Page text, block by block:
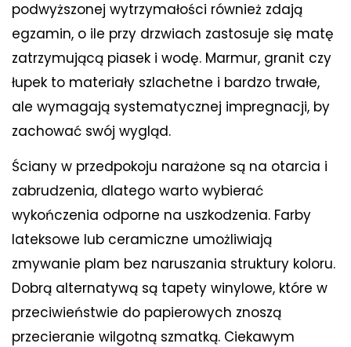
podwyższonej wytrzymałości również zdają
egzamin, o ile przy drzwiach zastosuje się matę
zatrzymującą piasek i wodę. Marmur, granit czy
łupek to materiały szlachetne i bardzo trwałe,
ale wymagają systematycznej impregnacji, by
zachować swój wygląd.
Ściany w przedpokoju narażone są na otarcia i
zabrudzenia, dlatego warto wybierać
wykończenia odporne na uszkodzenia. Farby
lateksowe lub ceramiczne umożliwiają
zmywanie plam bez naruszania struktury koloru.
Dobrą alternatywą są tapety winylowe, które w
przeciwieństwie do papierowych znoszą
przecieranie wilgotną szmatką. Ciekawym